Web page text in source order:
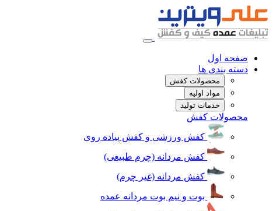
صفحه اول
دسته بندی ها
محصولات کفش
مواد اولیه
خدمات تولید
محصولات کفش
کفش ورزشی و کفش پیاده روی
کفش مردانه (چرم طبیعی)
کفش مردانه (غیر چرم)
بوت و نیم بوت مردانه عمده